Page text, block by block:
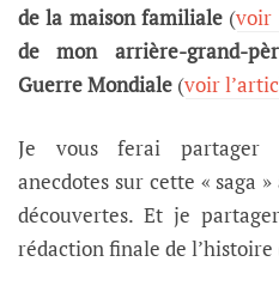
de la maison familiale (voir
de mon arrière-grand-
Guerre Mondiale (voir
Je vous ferai partager
anecdotes sur cette « saga
découvertes. Et je
rédaction finale de